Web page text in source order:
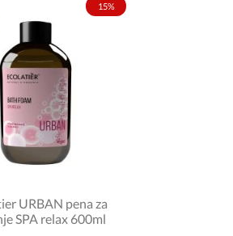
15%
URBAN pena za
SPA relax 600ml